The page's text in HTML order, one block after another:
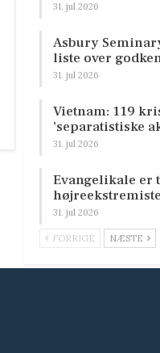
31. jul 2026
Asbury
liste over
31. jul 2026
Vietnam: 119
’separatistiske
31. jul 2026
Evangelikale er
31. jul 2026
FORRIGE NÆSTE